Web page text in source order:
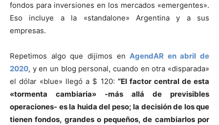
fondos para inversiones en los mercados «emergentes».
Eso incluye a la «standalone» Argentina y a sus
empresas.
Repetimos algo que dijimos enAgendAR en abril de
2020, y en un blog personal, cuando en otra «disparada»
el dólar «blue» llegó a $ 120: “El factor central de esta
«tormenta cambiaria» -más allá de previsibles
operaciones- es la huida del peso; la decisión de los que
tienen fondos, grandes o pequeños, de cambiarlos por